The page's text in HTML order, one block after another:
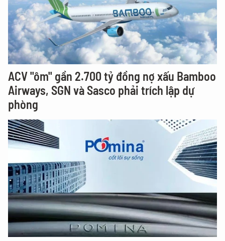
ACV "ôm" gần 2.700 tỷ đồng nợ xấu Bamboo
Airways, SGN và Sasco phải trích lập dự
phòng